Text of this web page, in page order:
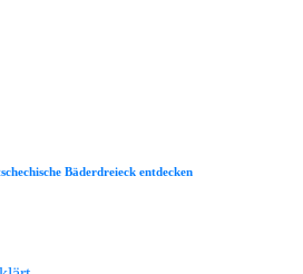
Bäderdreieck entdecken